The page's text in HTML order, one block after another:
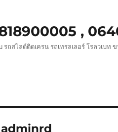
,
ถสไลด์ติดเครน รถเทรลเลอร์ โรลวเบ
adminrd